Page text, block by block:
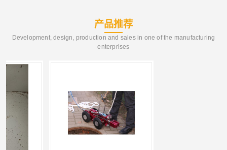
产品推荐
Development, design, production and sales in one of the manufacturing
enterprises